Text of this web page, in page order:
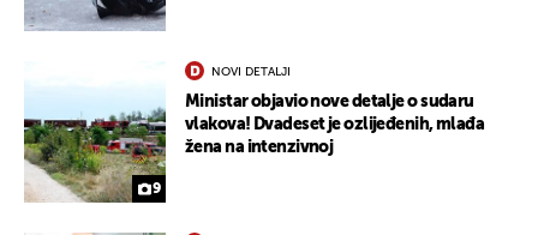
9
NOVI DETALJI
Ministar objavio nove detalje o sudaru
vlakova! Dvadeset je ozlijeđenih, mlađa
žena na intenzivnoj